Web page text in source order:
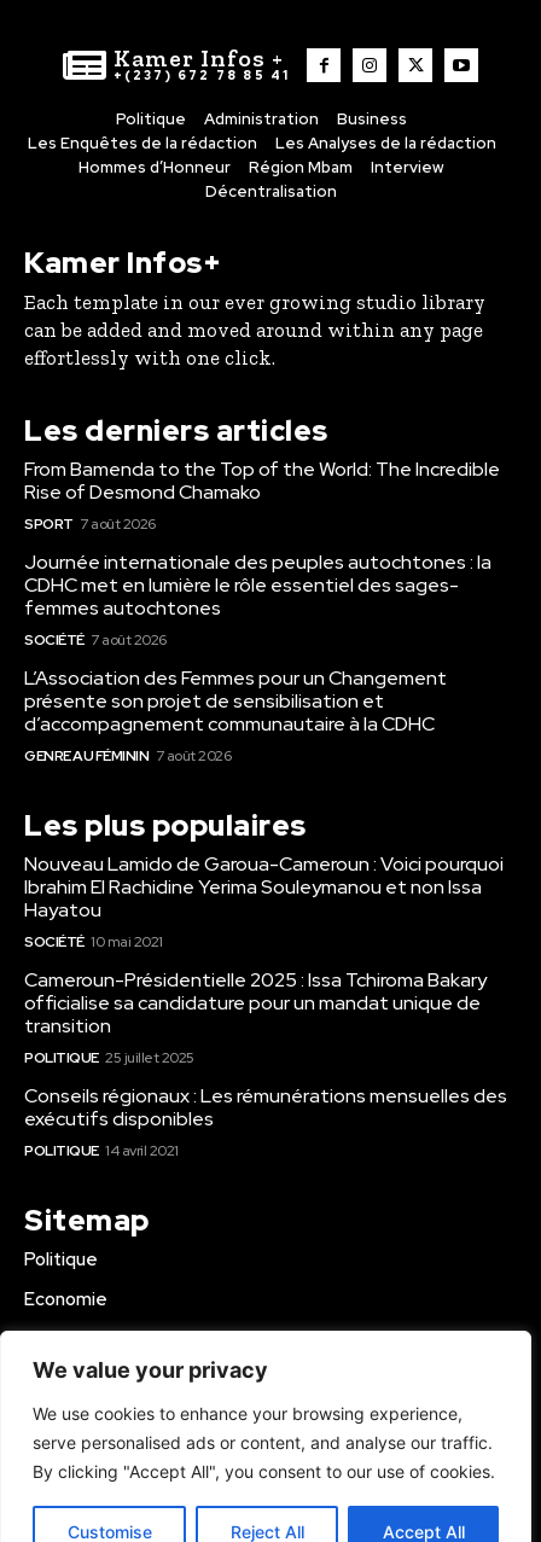
We value your privacy
We use cookies to enhance your browsing experience,
serve personalised ads or content, and analyse our traffic.
By clicking "Accept All", you consent to our use of cookies.
Customise Reject All Accept All
Kamer Infos +
+(237) 672 78 85 41
Politique Administration
Business
Les Enquêtes de la rédaction
Les Analyses de la rédaction
Hommes d’Honneur
Région Mbam
Interview
Décentralisation
Kamer Infos+
Each template in our ever growing studio library
can be added and moved around within any page
effortlessly with one click.
Les derniers articles
From Bamenda to the Top of the World: The Incredible
Rise of Desmond Chamako
SPORT 7 août 2026
Journée internationale des peuples autochtones : la
CDHC met en lumière le rôle essentiel des sages-
femmes autochtones
SOCIÉTÉ 7 août 2026
L’Association des Femmes pour un Changement
présente son projet de sensibilisation et
d’accompagnement communautaire à la CDHC
GENRE AU FÉMININ 7 août 2026
Les plus populaires
Nouveau Lamido de Garoua-Cameroun : Voici pourquoi
Ibrahim El Rachidine Yerima Souleymanou et non Issa
Hayatou
SOCIÉTÉ 10 mai 2021
Cameroun-Présidentielle 2025 : Issa Tchiroma Bakary
officialise sa candidature pour un mandat unique de
transition
POLITIQUE 25 juillet 2025
Conseils régionaux : Les rémunérations mensuelles des
exécutifs disponibles
POLITIQUE 14 avril 2021
Sitemap
Politique
Economie
Business
Education
Société
Sport